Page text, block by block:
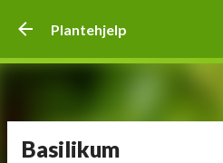
Plantehjelp
Basilikum